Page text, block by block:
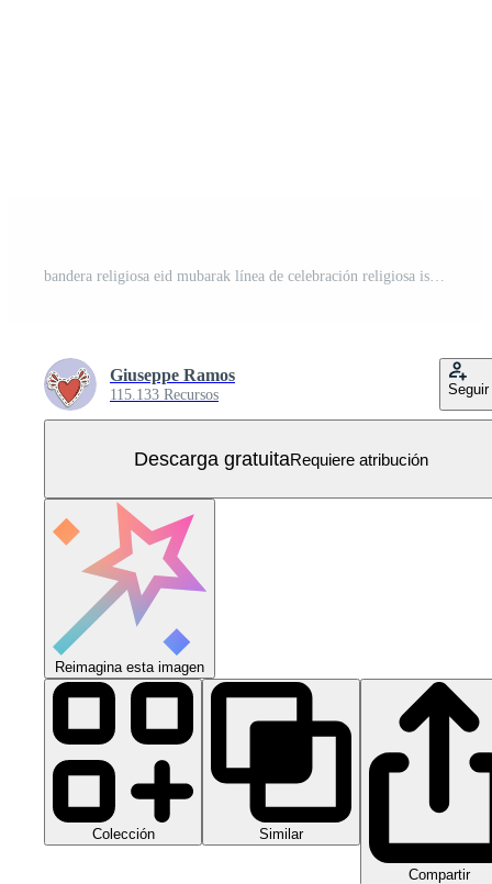
bandera religiosa eid mubarak línea de celebración religiosa islámica e icono de relleno Vector Gratis
Giuseppe Ramos
115.133 Recursos Seguir
Descarga gratuitaRequiere atribución
Reimagina esta imagen
Colección Similar
Compartir